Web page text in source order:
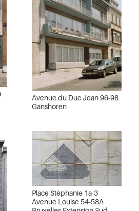
Avenue du Duc Jean 96-98
Ganshoren
Place Stéphanie 1a-3
Avenue Louise 54-58A